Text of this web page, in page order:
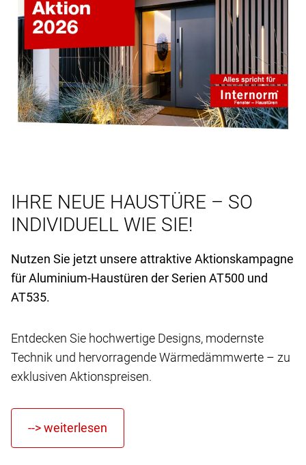
IHRE NEUE HAUSTÜRE – SO
INDIVIDUELL WIE SIE!
Nutzen Sie jetzt unsere attraktive Aktionskampagne
für Aluminium-Haustüren der Serien AT500 und
AT535.
Entdecken Sie hochwertige Designs, modernste
Technik und hervorragende Wärmedämmwerte – zu
exklusiven Aktionspreisen.